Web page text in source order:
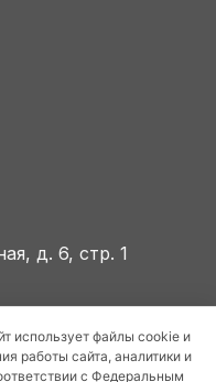
использует файлы cookie и
работы сайта, аналитики и
с Федеральным
д. 6, стр. 1